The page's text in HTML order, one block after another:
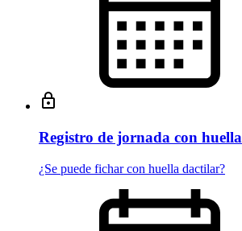
Registro de jornada con huella
¿Se puede fichar con huella dactilar?